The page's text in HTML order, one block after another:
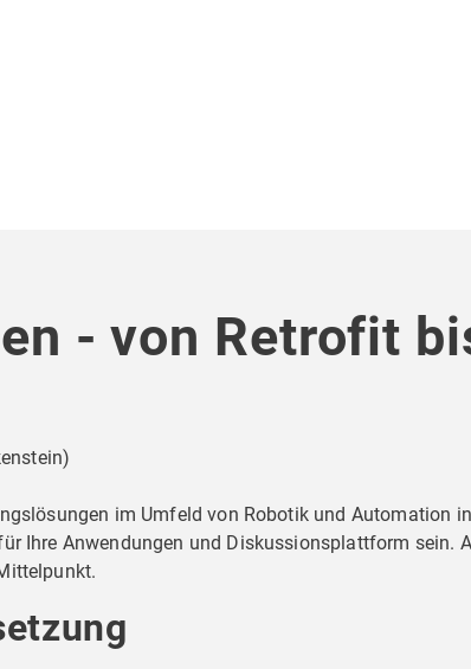
- von Retrofit
)
im Umfeld von Robotik und Automation
Ihre Anwendungen und Diskussionsplattform sein.